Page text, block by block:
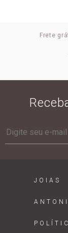
Frete
JOIAS